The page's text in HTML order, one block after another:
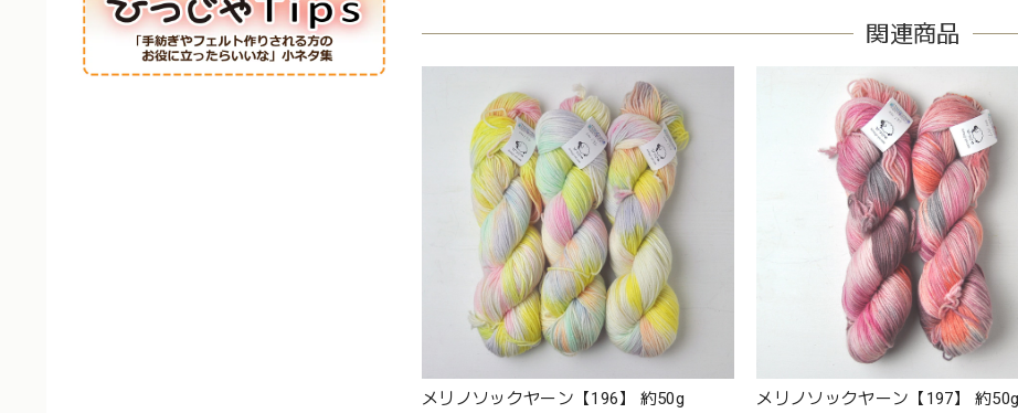
関連商品
メリノソックヤーン【196】 約50g
メリノソックヤーン【197】 約50g